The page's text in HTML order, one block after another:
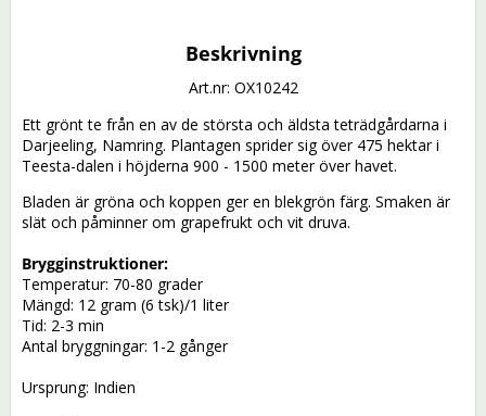
Beskrivning
Art.nr: OX10242
Ett grönt te från en av de största och äldsta teträdgårdarna i
Darjeeling, Namring. Plantagen sprider sig över 475 hektar i
Teesta-dalen i höjderna 900 - 1500 meter över havet.
Bladen är gröna och koppen ger en blekgrön färg. Smaken är
slät och påminner om grapefrukt och vit druva.
Brygginstruktioner:
Temperatur: 70-80 grader
Mängd: 12 gram (6 tsk)/1 liter
Tid: 2-3 min
Antal bryggningar: 1-2 gånger
Ursprung: Indien